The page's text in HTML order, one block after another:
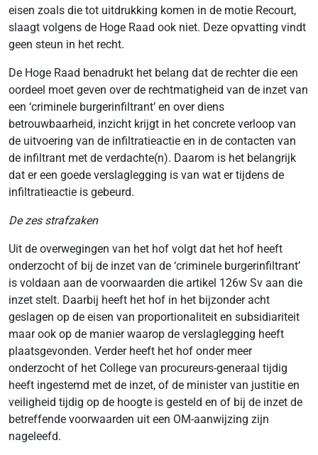
eisen zoals die tot uitdrukking komen in de motie Recourt,
slaagt volgens de Hoge Raad ook niet. Deze opvatting vindt
geen steun in het recht.
De Hoge Raad benadrukt het belang dat de rechter die een
oordeel moet geven over de rechtmatigheid van de inzet van
een ‘criminele burgerinfiltrant’ en over diens
betrouwbaarheid, inzicht krijgt in het concrete verloop van
de uitvoering van de infiltratieactie en in de contacten van
de infiltrant met de verdachte(n). Daarom is het belangrijk
dat er een goede verslaglegging is van wat er tijdens de
infiltratieactie is gebeurd.
De zes strafzaken
Uit de overwegingen van het hof volgt dat het hof heeft
onderzocht of bij de inzet van de ‘criminele burgerinfiltrant’
is voldaan aan de voorwaarden die artikel 126w Sv aan die
inzet stelt. Daarbij heeft het hof in het bijzonder acht
geslagen op de eisen van proportionaliteit en subsidiariteit
maar ook op de manier waarop de verslaglegging heeft
plaatsgevonden. Verder heeft het hof onder meer
onderzocht of het College van procureurs-generaal tijdig
heeft ingestemd met de inzet, of de minister van justitie en
veiligheid tijdig op de hoogte is gesteld en of bij de inzet de
betreffende voorwaarden uit een OM-aanwijzing zijn
nageleefd.